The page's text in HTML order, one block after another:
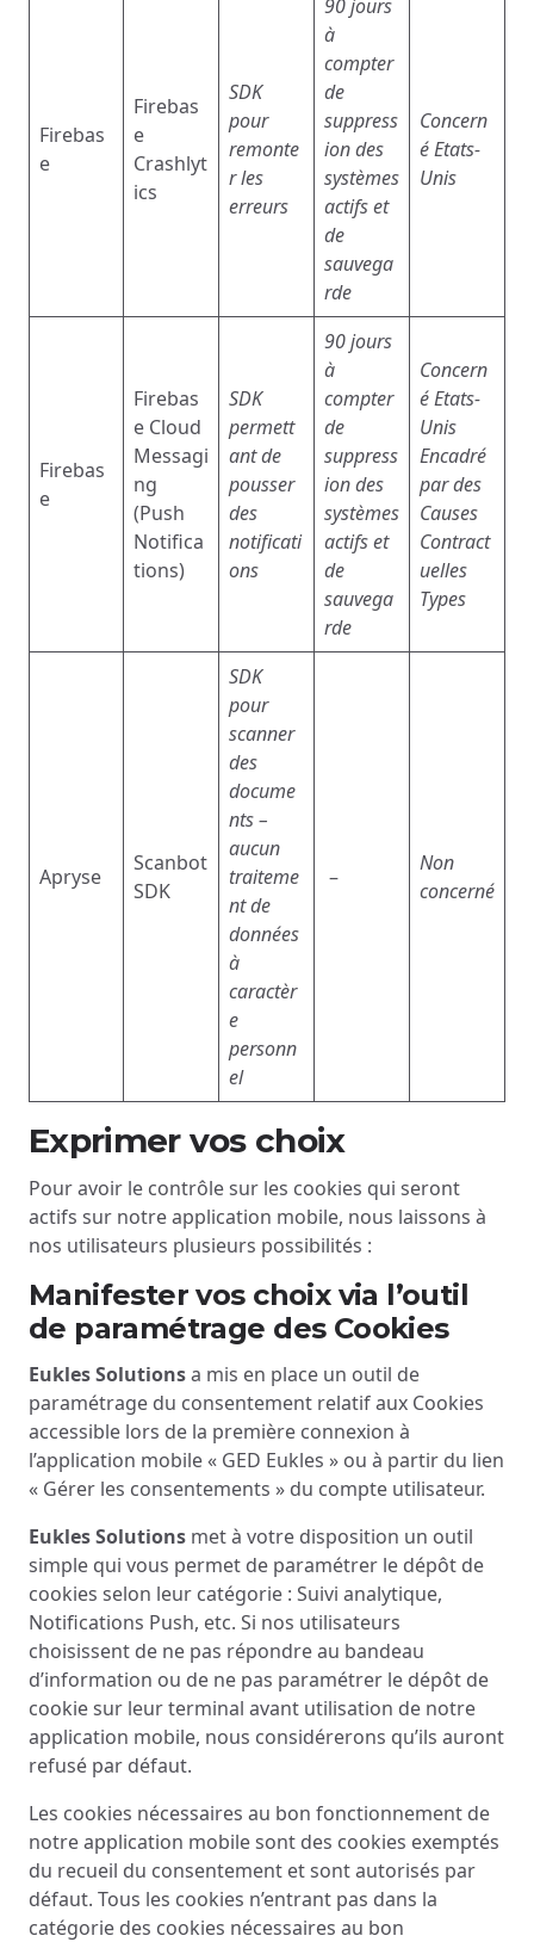
Firebas
e
Firebas
e
Crashlyt
ics
SDK
pour
remonte
r les
erreurs
90 jours
à
compter
de
suppress
ion des
systèmes
actifs et
de
sauvega
rde
Concern
éEtats-
Unis
Firebas
e
Firebas
e Cloud
Messagi
ng
(Push
Notifica
tions)
SDK
permett
ant de
pousser
des
notificati
ons
90 jours
à
compter
de
suppress
ion des
systèmes
actifs et
de
sauvega
rde
Concern
éEtats-
Unis
Encadré
par des
Causes
Contract
uelles
Types
Apryse
Scanbot
SDK
SDK
pour
scanner
des
docume
nts –
aucun
traiteme
nt de
données
à
caractèr
e
personn
el
–
Non
concerné
Exprimer vos choix
Pour avoir le contrôle sur les cookies qui seront
actifs sur notre application mobile, nous laissons à
nos utilisateurs plusieurs possibilités :
Manifester vos choix via l’outil
de paramétrage des Cookies
Eukles Solutionsa mis en place un outil de
paramétrage du consentement relatif aux Cookies
accessible lors de la première connexion à
l’application mobile « GED Eukles » ou à partir du lien
« Gérer les consentements » du compte utilisateur.
Eukles Solutions met à votre disposition un outil
simple qui vous permet de paramétrer le dépôt de
cookies selon leur catégorie : Suivi analytique,
Notifications Push, etc. Si nos utilisateurs
choisissent de ne pas répondre au bandeau
d’information ou de ne pas paramétrer le dépôt de
cookie sur leur terminal avant utilisation de notre
application mobile, nous considérerons qu’ils auront
refusé par défaut.
Les cookies nécessaires au bon fonctionnement de
notre application mobile sont des cookies exemptés
du recueil du consentement et sont autorisés par
défaut. Tous les cookies n’entrant pas dans la
catégorie des cookies nécessaires au bon